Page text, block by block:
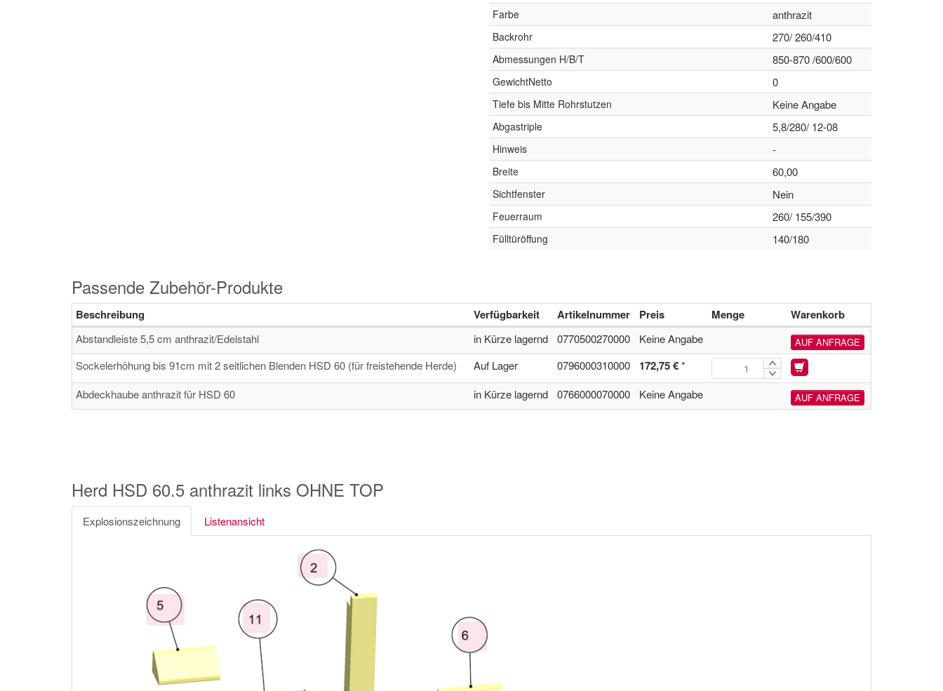
Farbe anthrazit
Backrohr 270/ 260/410
Abmessungen H/B/T 850-870 /600/600
GewichtNetto 0
Tiefe bis Mitte Rohrstutzen Keine Angabe
Abgastriple 5,8/280/ 12-08
Hinweis -
Breite 60,00
Sichtfenster Nein
Feuerraum 260/ 155/390
Fülltüröffung 140/180
Passende Zubehör-Produkte
Beschreibung Verfügbarkeit Artikelnummer Preis Menge Warenkorb
Abstandleiste 5,5 cm anthrazit/Edelstahl in Kürze lagernd 0770500270000 Keine Angabe AUF ANFRAGE
Sockelerhöhung bis 91cm mit 2 seitlichen Blenden HSD 60 (für freistehende Herde) Auf Lager 0796000310000 172,75 €*
Abdeckhaube anthrazit für HSD 60
in Kürze lagernd 0766000070000 Keine Angabe AUF ANFRAGE
Herd HSD 60.5 anthrazit links OHNE TOP
Explosionszeichnung Listenansicht